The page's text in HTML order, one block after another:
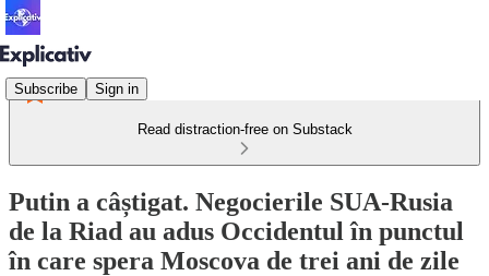
Subscribe Sign in
Read distraction-free on Substack
Putin a câștigat. Negocierile SUA-Rusia
de la Riad au adus Occidentul în punctul
în care spera Moscova de trei ani de zile